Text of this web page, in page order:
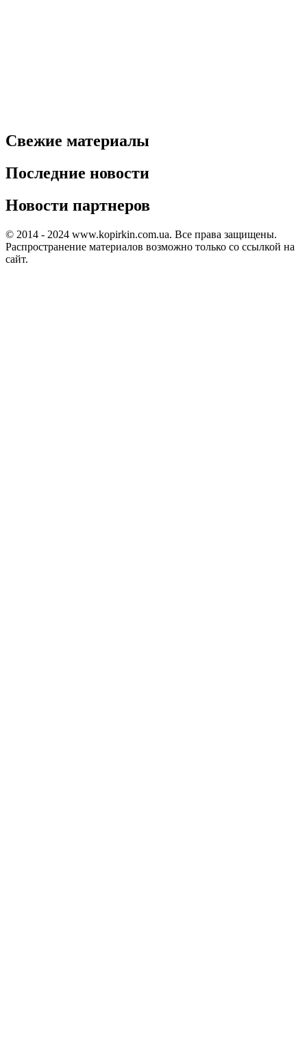
Свежие материалы
Последние новости
Новости партнеров
© 2014 - 2024 www.kopirkin.com.ua. Все права защищены.
Распространение материалов возможно только со ссылкой на
сайт.